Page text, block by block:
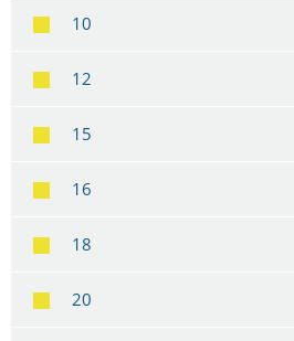
10
12
15
16
18
20